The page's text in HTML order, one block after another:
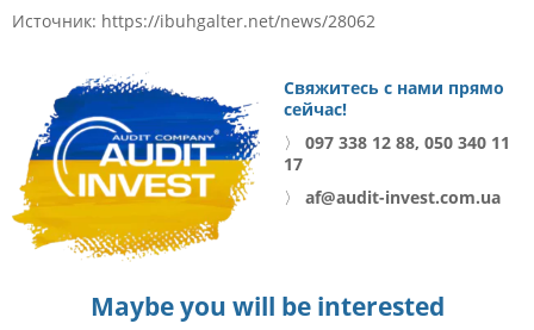
Источник: https://ibuhgalter.net/news/28062
Свяжитесь с нами прямо
сейчас!
〉
097 338 12 88, 050 340 11
17
〉
af@audit-invest.com.ua
Maybe you will be interested